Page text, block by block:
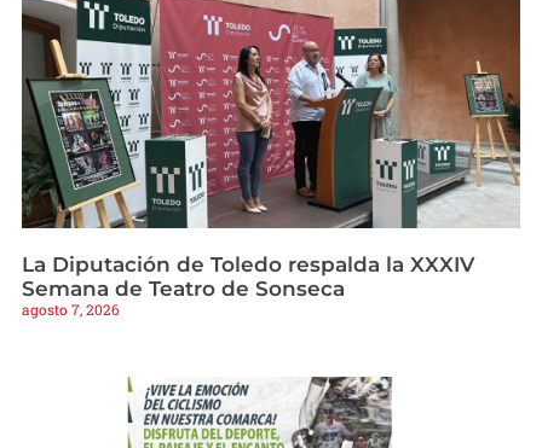
La Diputación de Toledo respalda la XXXIV
Semana de Teatro de Sonseca
agosto 7, 2026